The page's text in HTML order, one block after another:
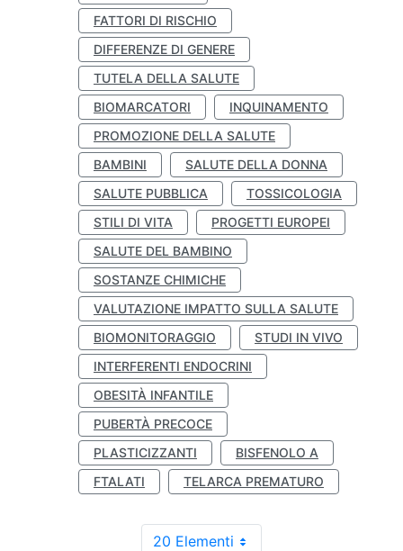
FATTORI DI RISCHIO
DIFFERENZE DI GENERE
TUTELA DELLA SALUTE
BIOMARCATORI
INQUINAMENTO
PROMOZIONE DELLA SALUTE
BAMBINI
SALUTE DELLA DONNA
SALUTE PUBBLICA
TOSSICOLOGIA
STILI DI VITA
PROGETTI EUROPEI
SALUTE DEL BAMBINO
SOSTANZE CHIMICHE
VALUTAZIONE IMPATTO SULLA SALUTE
BIOMONITORAGGIO
STUDI IN VIVO
INTERFERENTI ENDOCRINI
OBESITÀ INFANTILE
PUBERTÀ PRECOCE
PLASTICIZZANTI
BISFENOLO A
FTALATI
TELARCA PREMATURO
20 Elementi